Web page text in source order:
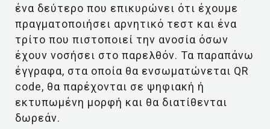
ένα δεύτερο που επικυρώνει ότι έχουμε
πραγματοποιήσει αρνητικό τεστ και ένα
τρίτο που πιστοποιεί την ανοσία όσων
έχουν νοσήσει στο παρελθόν. Τα παραπάνω
έγγραφα, στα οποία θα ενσωματώνεται QR
code, θα παρέχονται σε ψηφιακή ή
εκτυπωμένη μορφή και θα διατίθενται
δωρεάν.